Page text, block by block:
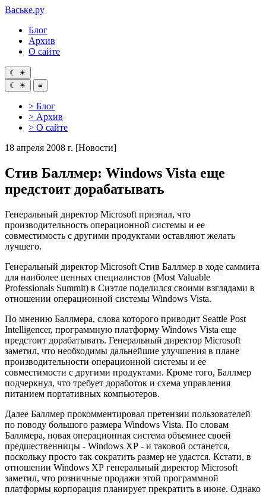
Ваське.ру
Блог
Архив
О сайте
☾
☀
☾
☀ ≡
> Блог
> Архив
> О сайте
18 апреля 2008 г. [Новости]
Стив Баллмер: Windows Vista еще
предстоит дорабатывать
Генеральный директор Microsoft признал, что
производительность операционной системы и ее
совместимость с другими продуктами оставляют желать
лучшего.
Генеральный директор Microsoft Стив Баллмер в ходе саммита
для наиболее ценных специалистов (Most Valuable
Professionals Summit) в Сиэтле поделился своими взглядами в
отношении операционной системы Windows Vista.
По мнению Баллмера, слова которого приводит Seattle Post
Intelligencer, программную платформу Windows Vista еще
предстоит дорабатывать. Генеральный директор Microsoft
заметил, что необходимы дальнейшие улучшения в плане
производительности операционной системы и ее
совместимости с другими продуктами. Кроме того, Баллмер
подчеркнул, что требует доработок и схема управления
питанием портативных компьютеров.
Далее Баллмер прокомментировал претензии пользователей
по поводу большого размера Windows Vista. По словам
Баллмера, новая операционная система объемнее своей
предшественницы - Windows ХР - и таковой останется,
поскольку просто так сократить размер не удастся. Кстати, в
отношении Windows ХР генеральный директор Microsoft
заметил, что розничные продажи этой программной
платформы корпорация планирует прекратить в июне. Однако